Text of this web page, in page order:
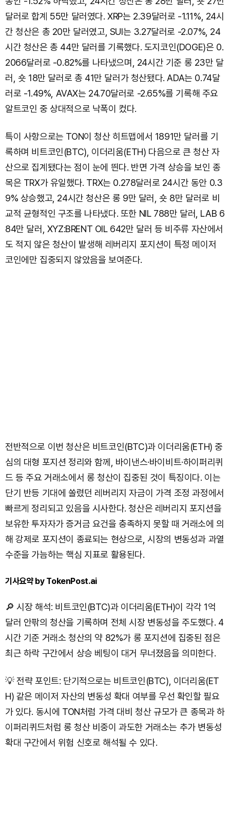
달러로 합계 55만 달러였다. XRP는 2.39달러로 -1.11%, 24시
간 청산은 총 20만 달러였고, SUI는 3.27달러로 -2.07%, 24
시간 청산은 총 44만 달러를 기록했다. 도지코인(DOGE)은 0.
2066달러로 -0.82%를 나타냈으며, 24시간 기준 롱 23만 달
러, 숏 18만 달러로 총 41만 달러가 청산됐다. ADA는 0.74달
러로 -1.49%, AVAX는 24.70달러로 -2.65%를 기록해 주요
알트코인 중 상대적으로 낙폭이 컸다.
특이 사항으로는 TON이 청산 히트맵에서 1891만 달러를 기
록하며 비트코인(BTC), 이더리움(ETH) 다음으로 큰 청산 자
산으로 집계됐다는 점이 눈에 띈다. 반면 가격 상승을 보인 종
목은 TRX가 유일했다. TRX는 0.278달러로 24시간 동안 0.3
9% 상승했고, 24시간 청산은 롱 9만 달러, 숏 8만 달러로 비
교적 균형적인 구조를 나타냈다. 또한 NIL 788만 달러, LAB 6
84만 달러, XYZ:BRENT OIL 642만 달러 등 비주류 자산에서
도 적지 않은 청산이 발생해 레버리지 포지션이 특정 메이저
코인에만 집중되지 않았음을 보여준다.
전반적으로 이번 청산은 비트코인(BTC)과 이더리움(ETH) 중
심의 대형 포지션 정리와 함께, 바이낸스·바이비트·하이퍼리퀴
드 등 주요 거래소에서 롱 청산이 집중된 것이 특징이다. 이는
단기 반등 기대에 쏠렸던 레버리지 자금이 가격 조정 과정에서
빠르게 정리되고 있음을 시사한다. 청산은 레버리지 포지션을
보유한 투자자가 증거금 요건을 충족하지 못할 때 거래소에 의
해 강제로 포지션이 종료되는 현상으로, 시장의 변동성과 과열
수준을 가늠하는 핵심 지표로 활용된다.
기사요약 by TokenPost.ai
🔎 시장 해석: 비트코인(BTC)과 이더리움(ETH)이 각각 1억
달러 안팎의 청산을 기록하며 전체 시장 변동성을 주도했다. 4
시간 기준 거래소 청산의 약 82%가 롱 포지션에 집중된 점은
최근 하락 구간에서 상승 베팅이 대거 무너졌음을 의미한다.
💡 전략 포인트: 단기적으로는 비트코인(BTC), 이더리움(ET
H) 같은 메이저 자산의 변동성 확대 여부를 우선 확인할 필요
가 있다. 동시에 TON처럼 가격 대비 청산 규모가 큰 종목과 하
이퍼리퀴드처럼 롱 청산 비중이 과도한 거래소는 추가 변동성
확대 구간에서 위험 신호로 해석될 수 있다.